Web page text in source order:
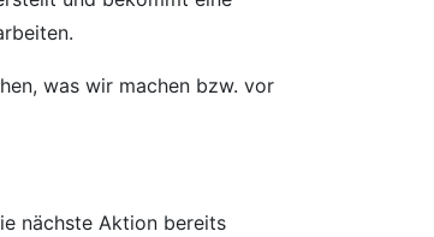
was wir machen bzw. vor
nächste Aktion bereits